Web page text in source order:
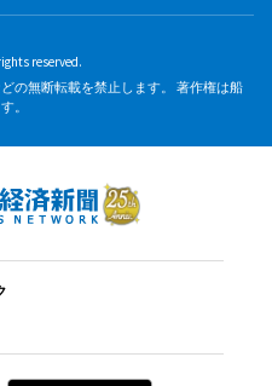
reserved.
の無断転載を禁止します。 著作権は船
。